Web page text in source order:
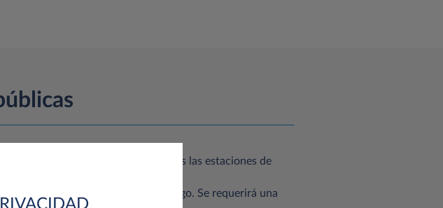
operador y podrás recargar en todas las estaciones de
de tu operador).
tu perfil y asociar un método de pago. Se requerirá una